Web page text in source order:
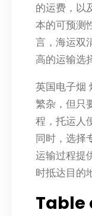
的运费，以
本的可预测
言，海运双
高的运输选
英国电子烟
繁杂，但只
程，托运人
同时，选择
运输过程提
时抵达目的
Table